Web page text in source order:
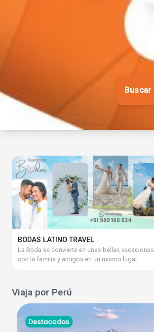
Buscar
BODAS LATINO TRAVEL
La Boda se convierte en unas bellas
con la familia y amigos en un mismo lugar.
Viaja por Perú